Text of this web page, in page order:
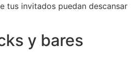
tus invitados puedan descansar
y bares